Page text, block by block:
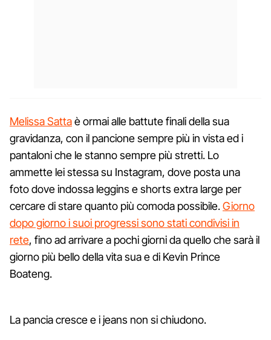
Melissa Sattaè ormai alle battute finali della sua
gravidanza, con il pancione sempre più in vista ed i
pantaloni che le stanno sempre più stretti. Lo
ammette lei stessa su Instagram, dove posta una
foto dove indossa leggins e shorts extra large per
cercare di stare quanto più comoda possibile.Giorno
dopo giorno i suoi progressi sono stati condivisi in
rete, fino ad arrivare a pochi giorni da quello che sarà il
giorno più bello della vita sua e di Kevin Prince
Boateng.
La pancia cresce e i jeans non si chiudono.